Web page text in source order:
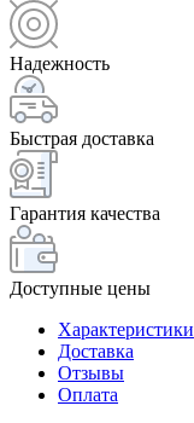
Надежность
Быстрая доставка
Гарантия качества
Доступные цены
Характеристики
Доставка
Отзывы
Оплата